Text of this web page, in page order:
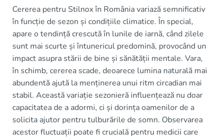
Cererea pentru Stilnox în România variază semnificativ
în funcție de sezon și condițiile climatice. În special,
apare o tendință crescută în lunile de iarnă, când zilele
sunt mai scurte și întunericul predomină, provocând un
impact asupra stării de bine și sănătății mentale. Vara,
în schimb, cererea scade, deoarece lumina naturală mai
abundentă ajută la menținerea unui ritm circadian mai
stabil. Această variație sezonieră influențează nu doar
capacitatea de a adormi, ci și dorința oamenilor de a
solicita ajutor pentru tulburările de somn. Observarea
acestor fluctuații poate fi crucială pentru medicii care